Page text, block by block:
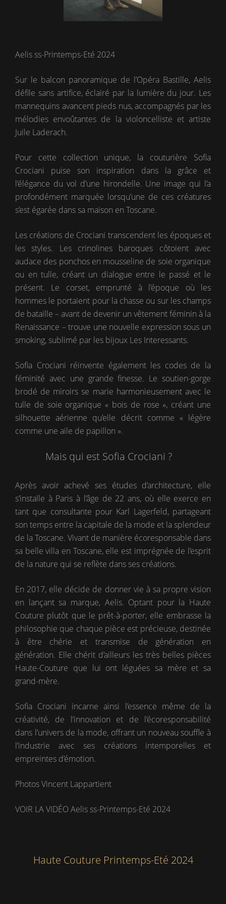
Aelis ss-Printemps-Eté 2024
Sur le balcon panoramique de l’Opéra Bastille, Aelis
défile sans artifice, éclairé par la lumière du jour. Les
mannequins avancent pieds nus, accompagnés par les
mélodies envoûtantes de la violoncelliste et artiste
Juile Laderach.
Pour cette collection unique, la couturière Sofia
Crociani puise son inspiration dans la grâce et
l’élégance du vol d’une hirondelle. Une image qui l’a
profondément marquée lorsqu’une de ces créatures
s’est égarée dans sa maison en Toscane.
Les créations de Crociani transcendent les époques et
les styles. Les crinolines baroques côtoient avec
audace des ponchos en mousseline de soie organique
ou en tulle, créant un dialogue entre le passé et le
présent. Le corset, emprunté à l’époque où les
hommes le portaient pour la chasse ou sur les champs
de bataille – avant de devenir un vêtement féminin à la
Renaissance – trouve une nouvelle expression sous un
smoking, sublimé par les bijoux Les Interessants.
Sofia Crociani réinvente également les codes de la
féminité avec une grande finesse. Le soutien-gorge
brodé de miroirs se marie harmonieusement avec le
tulle de soie organique « bois de rose », créant une
silhouette aérienne qu’elle décrit comme « légère
comme une aile de papillon ».
Mais qui est Sofia Crociani ?
Après avoir achevé ses études d’architecture, elle
s’installe à Paris à l’âge de 22 ans, où elle exerce en
tant que consultante pour Karl Lagerfeld, partageant
son temps entre la capitale de la mode et la splendeur
de la Toscane. Vivant de manière écoresponsable dans
sa belle villa en Toscane, elle est imprégnée de l’esprit
de la nature qui se reflète dans ses créations.
En 2017, elle décide de donner vie à sa propre vision
en lançant sa marque, Aelis. Optant pour la Haute
Couture plutôt que le prêt-à-porter, elle embrasse la
philosophie que chaque pièce est précieuse, destinée
à être chérie et transmise de génération en
génération. Elle chérit d’ailleurs les très belles pièces
Haute-Couture que lui ont léguées sa mère et sa
grand-mère.
Sofia Crociani incarne ainsi l’essence même de la
créativité, de l’innovation et de l’écoresponsabilité
dans l’univers de la mode, offrant un nouveau souffle à
l’industrie avec ses créations intemporelles et
empreintes d’émotion.
Photos Vincent Lappartient
VOIR LA VIDÉO Aelis ss-Printemps-Eté 2024
Haute Couture Printemps-Eté 2024